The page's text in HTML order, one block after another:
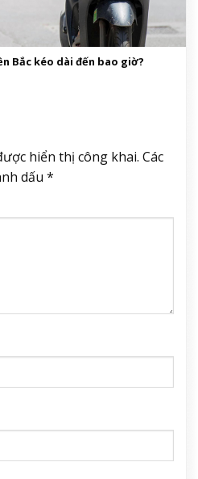
Bắc kéo dài đến bao giờ?
hiển thị công khai. Các
dấu *